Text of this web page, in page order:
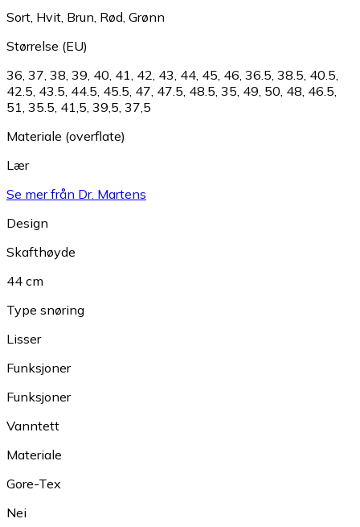
Sort Hvit Brun Rød Grønn
Størrelse (EU)
36 37 38 39 40 41 42 43 44 45 46 36.5 38.5 40.5
42.5 43.5 44.5 45.5 47 47.5 48.5 35 49 50 48 46.5
51 35.5 41,5 39,5 37,5
Materiale (overflate)
Lær
Se mer från Dr. Martens
Design
Skafthøyde
44 cm
Type snøring
Lisser
Funksjoner
Funksjoner
Vanntett
Materiale
Gore-Tex
Nei